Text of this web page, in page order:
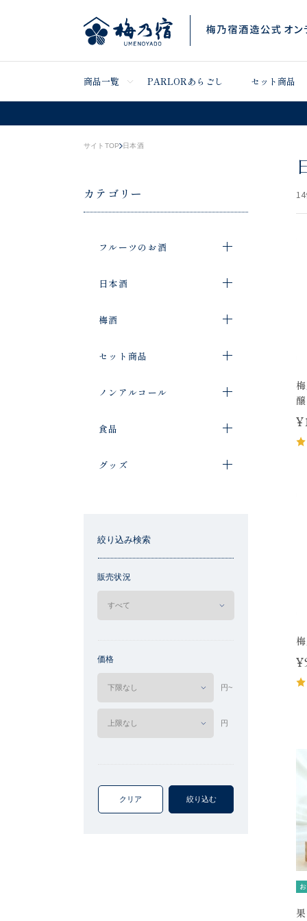
商品一覧 PARLORあらごし セット商品
サイトTOP 日本酒
カテゴリー
フルーツのお酒
日本酒
梅酒
セット商品
ノンアルコール
食品
グッズ
絞り込み検索
販売状況
価格
円~
円
クリア 絞り込む
14